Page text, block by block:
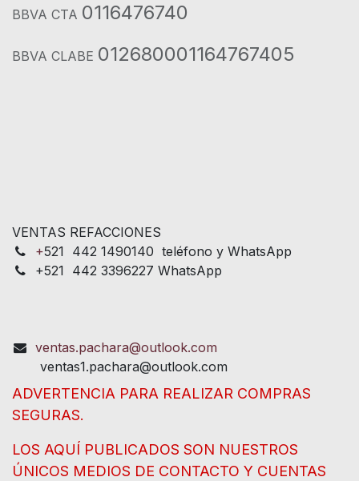
BBVA CTA 0116476740
BBVA CLABE 012680001164767405
VENTAS REFACCIONES
+521 442 1490140 teléfono y WhatsApp
+521 442 3396227 WhatsApp
ventas.pachara@outlook.com
ventas1.pachara@outlook.com
ADVERTENCIA PARA REALIZAR COMPRAS
SEGURAS.
LOS AQUÍ PUBLICADOS SON NUESTROS
ÚNICOS MEDIOS DE CONTACTO Y CUENTAS